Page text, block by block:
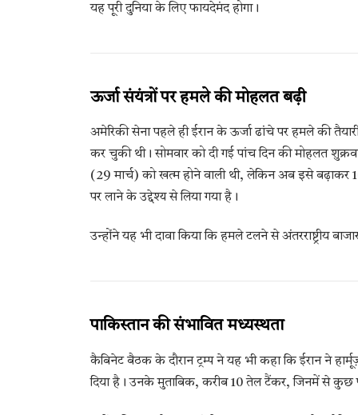
यह पूरी दुनिया के लिए फायदेमंद होगा।
ऊर्जा संयंत्रों पर हमले की मोहलत बढ़ी
अमेरिकी सेना पहले ही ईरान के ऊर्जा ढांचे पर हमले की
कर चुकी थी। सोमवार को दी गई पांच दिन की मोहलत
(29 मार्च) को खत्म होने वाली थी, लेकिन अब इसे बढ़ाकर
पर लाने के उद्देश्य से लिया गया है।
उन्होंने यह भी दावा किया कि हमले टलने से अंतरराष्ट्रीय
पाकिस्तान की संभावित मध्यस्थता
कैबिनेट बैठक के दौरान ट्रम्प ने यह भी कहा कि ईरान ने
दिया है। उनके मुताबिक, करीब 10 तेल टैंकर, जिनमें से कुछ